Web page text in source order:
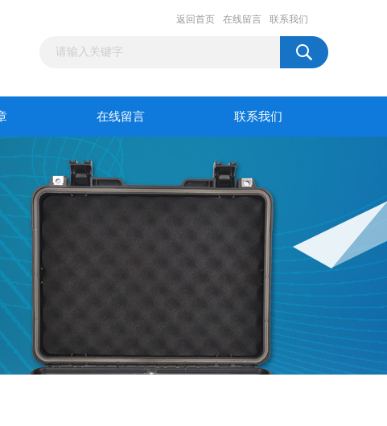
返回首页 在线留言 联系我们
在线留言 联系我们